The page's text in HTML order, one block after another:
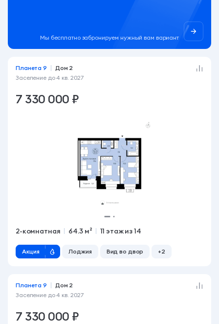
Мы бесплатно забронируем нужный вам вариант
Планета 9
Дом 2
Заселение до4 кв. 2027
7 330 000 ₽
2-комнатная 64.3 м² 11 этаж из 14
Акция Лоджия Вид во двор +2
Планета 9
Дом 2
Заселение до4 кв. 2027
7 330 000 ₽